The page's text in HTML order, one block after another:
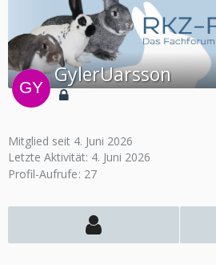
GylerUarsson
Mitglied seit 4. Juni 2026
Letzte Aktivität: 4. Juni 2026
Profil-Aufrufe 27